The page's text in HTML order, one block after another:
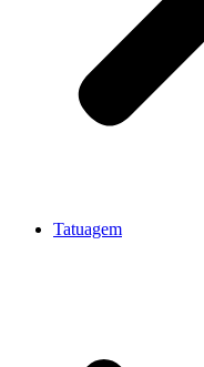
Tatuagem